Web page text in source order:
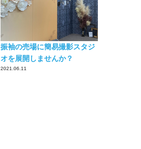
振袖の売場に簡易撮影スタジ
オを展開しませんか？
2021.06.11